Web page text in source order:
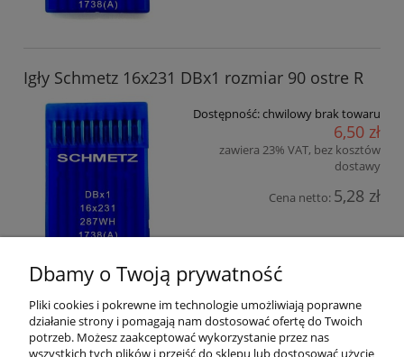
Igły Schmetz 16x231 DBx1 rozmiar 90 ostre R
Dostępność:chwilowy brak towaru
6,50 zł
zawiera 23% VAT, bez kosztów
dostawy
Cena netto: 5,28 zł
Pomoc
Dbamy o Twoją prywatność
Pliki cookies i pokrewne im technologie umożliwiają poprawne
działanie strony i pomagają nam dostosować ofertę do Twoich
potrzeb. Możesz zaakceptować wykorzystanie przez nas
wszystkich tych plików i przejść do sklepu lub dostosować użycie